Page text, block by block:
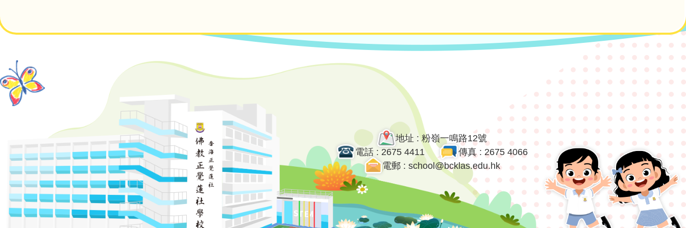
navigation
地址 : 粉嶺一鳴路12號
電話 : 2675 4411
傳真 : 2675 4066
電郵 : school@bcklas.edu.hk